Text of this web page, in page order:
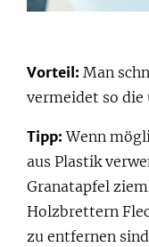
Vorteil: Man
vermeidet so
Tipp: Wenn
aus Plastik
Granatapfel
Holzbrettern
zu entfernen